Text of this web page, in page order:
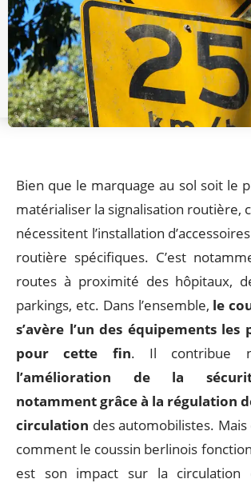
Bien que le marquage au sol soit le
matérialiser la signalisation routière,
nécessitent l’installation
routière spécifiques. C’est
routes à proximité des hôpitaux,
parkings, etc. Dans l’ensemble, le
s’avère l’un des équipements les
pour cette fin. Il contribue
l’amélioration de la
notamment grâce à la régulation
circulation des automobilistes.
comment le coussin berlinois
est son impact sur la circulation